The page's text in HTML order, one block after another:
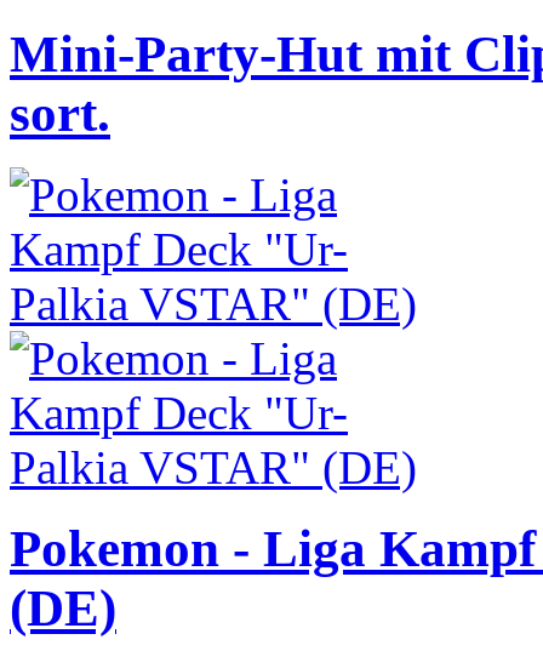
Mini-Party-Hut mit
sort.
Pokemon - Liga
(DE)